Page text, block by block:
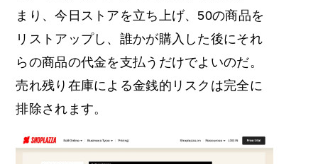
まり、今日ストアを立ち上げ、50の商品を
リストアップし、誰かが購入した後にそれ
らの商品の代金を支払うだけでよいのだ。
売れ残り在庫による金銭的リスクは完全に
排除されます。